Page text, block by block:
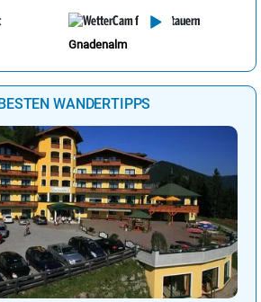
Gnadenalm
WANDERTIPPS